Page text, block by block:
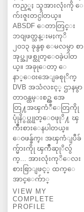
ကည့္ရႈ သူအားလုံးကို ေ
က်းဇူးတင္ပါတယ္။
ABSDF ေတာတြင္း
ဘ၀ျဖတ္သန္းမႈကုိ
၂၀၁၃ ခုနွစ္ ေမလမွာ စာ
အုပ္အျဖစ္ထုတ္ေ၀ခဲ့ပါတ
ယ္။ အခုုေတာ့ ေ
နာ္ေ၀းအေျခစုုိက္
DVB အသံလႊင့္ ဌာနမွာ
တာ၀န္ထမ္းစဥ္က အေ
တြ႔အၾကံဳေတြကိုု
ပုုံနိွပ္ထုုတ္ေ၀ဖုုိ႔ ၾ
ကိဳးစားေနပါတယ္။
ေ၀ဖန္ခ်က္၊ အၾကံျပဳခ်
က္မ်ားကိုု ၾကိဳဆုုိလ်ွ
က္... အားလုံးကုိေလး
စားစြာျဖင့္ ထက္ေ
အာင္ေက်ာ္
VIEW MY
COMPLETE
PROFILE